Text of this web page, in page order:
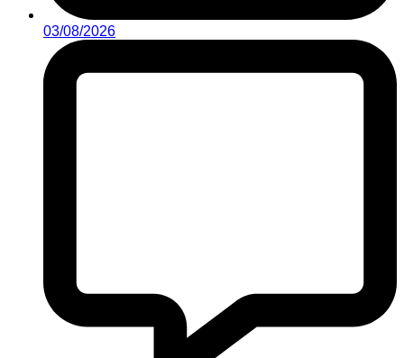
03/08/2026